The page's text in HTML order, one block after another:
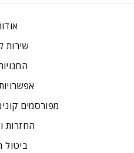
שירות
מפורסמים
החזרות
ביטול